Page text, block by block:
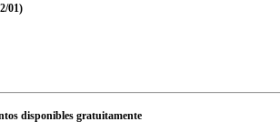
01)
disponibles gratuitamente